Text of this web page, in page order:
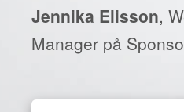
Jennika Elisson,
Manager på